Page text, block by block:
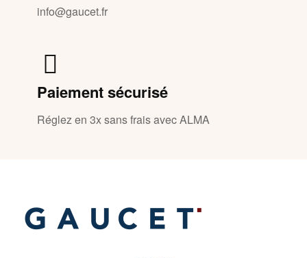
info@gaucet.fr
Paiement sécurisé
Réglez en 3x sans frais avec ALMA